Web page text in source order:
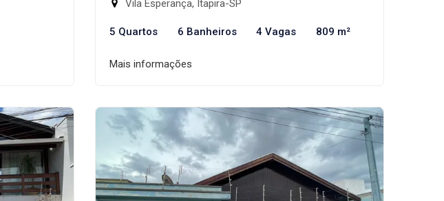
Vila Esperança, Itapira-SP
5 Quartos 6 Banheiros 4 Vagas 809 m²
Mais informações